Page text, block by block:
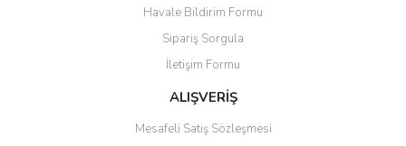
Ürün açıklamasında eksik bilgiler bulunuyor.
Ürün bilgilerinde hatalar bulunuyor.
Ürün fiyatı diğer sitelerden daha pahalı.
Bu ürüne benzer farklı alternatifler olmalı.
Havale Bildirim Formu
Sipariş Sorgula
İletişim Formu
ALIŞVERİŞ
Mesafeli Satış Sözleşmesi